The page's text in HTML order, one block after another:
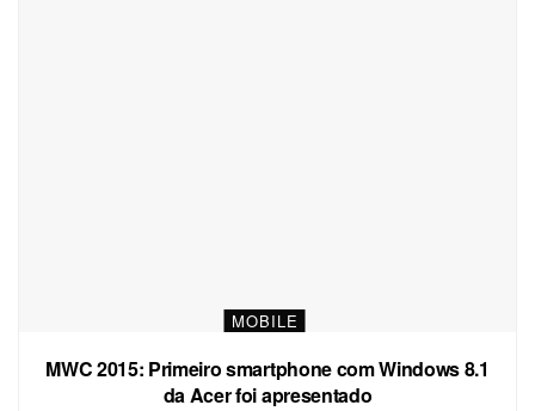
MOBILE
MWC 2015: Primeiro smartphone com Windows 8.1
da Acer foi apresentado